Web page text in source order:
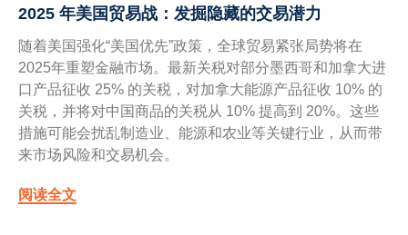
2025 年美国贸易战：发掘隐藏的交易潜力
随着美国强化“美国优先”政策，全球贸易紧张局势将在
2025年重塑金融市场。最新关税对部分墨西哥和加拿大进
口产品征收 25% 的关税，对加拿大能源产品征收 10% 的
关税，并将对中国商品的关税从 10% 提高到 20%。这些
措施可能会扰乱制造业、能源和农业等关键行业，从而带
来市场风险和交易机会。
阅读全文